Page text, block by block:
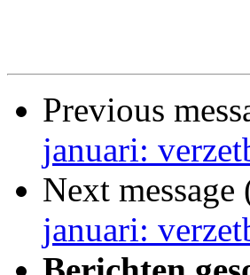
Previous
januari:
Next
januari: